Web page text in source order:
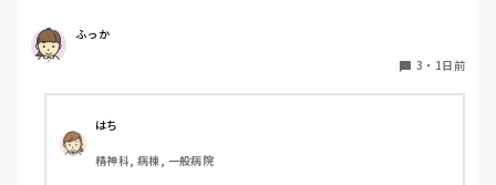
ふっか
3 ・ 1日前
はち
精神科, 病棟, 一般病院